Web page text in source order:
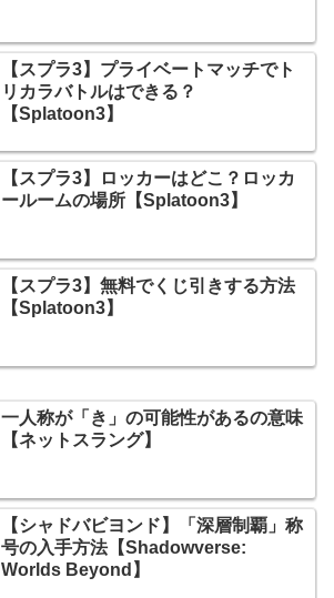
【スプラ3】プライベートマッチでト
リカラバトルはできる？
【Splatoon3】
【スプラ3】ロッカーはどこ？ロッカ
ールームの場所【Splatoon3】
【スプラ3】無料でくじ引きする方法
【Splatoon3】
一人称が「き」の可能性があるの意味
【ネットスラング】
【シャドバビヨンド】「深層制覇」称
号の入手方法【Shadowverse:
Worlds Beyond】